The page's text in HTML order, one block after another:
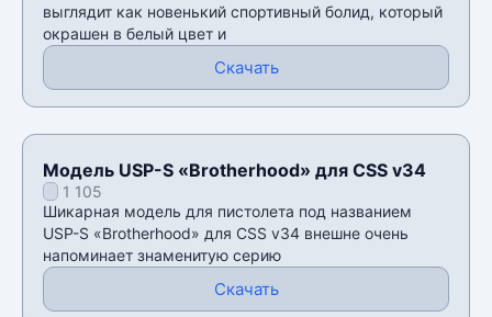
выглядит как новенький спортивный болид, который
окрашен в белый цвет и
Скачать
Модель USP-S «Brotherhood» для CSS v34
1 105
Шикарная модель для пистолета под названием
USP-S «Brotherhood» для CSS v34 внешне очень
напоминает знаменитую серию
Скачать